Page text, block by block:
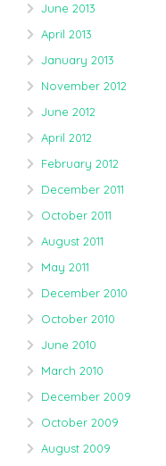
June 2013
April 2013
January 2013
November 2012
June 2012
April 2012
February 2012
December 2011
October 2011
August 2011
May 2011
December 2010
October 2010
June 2010
March 2010
December 2009
October 2009
August 2009